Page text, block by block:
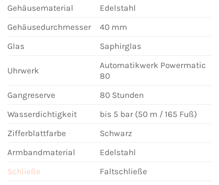
Gehäusematerial
Edelstahl
Gehäusedurchmesser
40 mm
Glas
Saphirglas
Uhrwerk
Automatikwerk Powermatic
80
Gangreserve
80 Stunden
Wasserdichtigkeit
bis 5 bar (50 m / 165 Fuß)
Zifferblattfarbe
Schwarz
Armbandmaterial
Edelstahl
Schließe
Faltschließe